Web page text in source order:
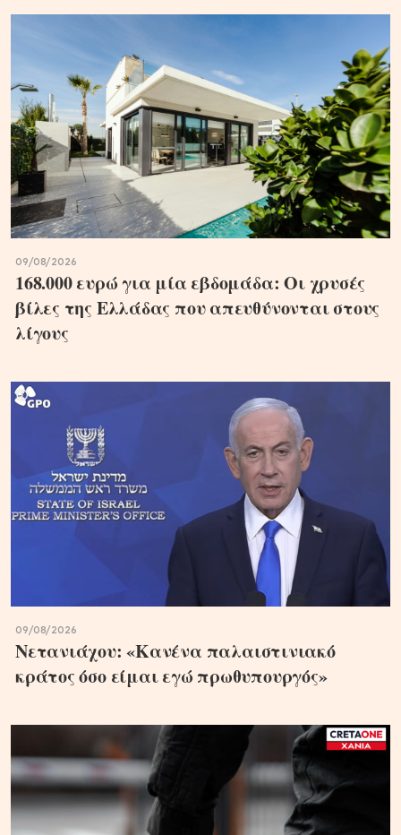
09/08/2026
168.000 ευρώ για μία εβδομάδα: Οι χρυσές
βίλες της Ελλάδας που απευθύνονται στους
λίγους
09/08/2026
Νετανιάχου: «Κανένα παλαιστινιακό
κράτος όσο είμαι εγώ πρωθυπουργός»